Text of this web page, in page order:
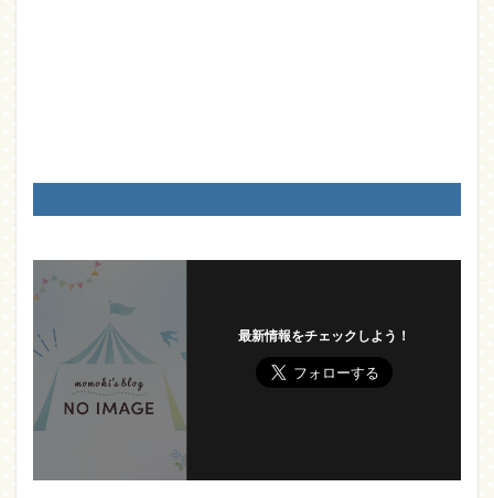
最新情報をチェックしよう！